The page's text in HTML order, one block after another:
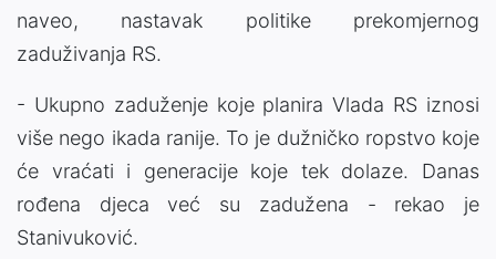
naveo, nastavak politike prekomjernog
zaduživanja RS.
- Ukupno zaduženje koje planira Vlada RS iznosi
više nego ikada ranije. To je dužničko ropstvo koje
će vraćati i generacije koje tek dolaze. Danas
rođena djeca već su zadužena - rekao je
Stanivuković.